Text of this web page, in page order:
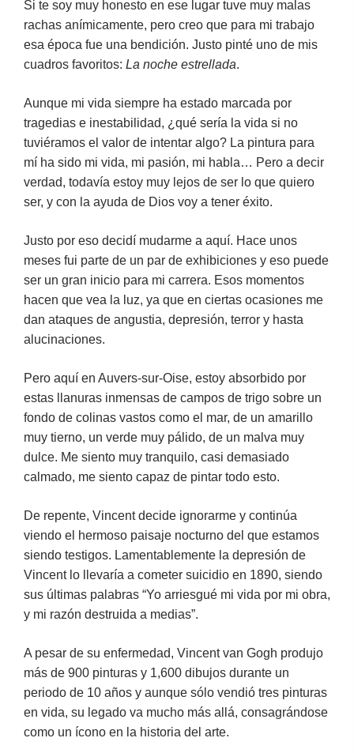
Si te soy muy honesto en ese lugar tuve muy malas
rachas anímicamente, pero creo que para mi trabajo
esa época fue una bendición. Justo pinté uno de mis
cuadros favoritos: La noche estrellada.
Aunque mi vida siempre ha estado marcada por
tragedias e inestabilidad, ¿qué sería la vida si no
tuviéramos el valor de intentar algo? La pintura para
mí ha sido mi vida, mi pasión, mi habla… Pero a decir
verdad, todavía estoy muy lejos de ser lo que quiero
ser, y con la ayuda de Dios voy a tener éxito.
Justo por eso decidí mudarme a aquí. Hace unos
meses fui parte de un par de exhibiciones y eso puede
ser un gran inicio para mi carrera. Esos momentos
hacen que vea la luz, ya que en ciertas ocasiones me
dan ataques de angustia, depresión, terror y hasta
alucinaciones.
Pero aquí en Auvers-sur-Oise, estoy absorbido por
estas llanuras inmensas de campos de trigo sobre un
fondo de colinas vastos como el mar, de un amarillo
muy tierno, un verde muy pálido, de un malva muy
dulce. Me siento muy tranquilo, casi demasiado
calmado, me siento capaz de pintar todo esto.
De repente, Vincent decide ignorarme y continúa
viendo el hermoso paisaje nocturno del que estamos
siendo testigos. Lamentablemente la depresión de
Vincent lo llevaría a cometer suicidio en 1890, siendo
sus últimas palabras “Yo arriesgué mi vida por mi obra,
y mi razón destruida a medias”.
A pesar de su enfermedad, Vincent van Gogh produjo
más de 900 pinturas y 1,600 dibujos durante un
periodo de 10 años y aunque sólo vendió tres pinturas
en vida, su legado va mucho más allá, consagrándose
como un ícono en la historia del arte.